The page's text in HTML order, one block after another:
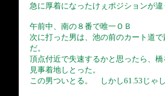
急に厚着になったけぇポジションが
午前中、南の８番で唯一ＯＢ
次に打った男は、池の前のカート道
だ。
頂点付近で失速するかと思ったら、
見事着地しとった。
この男ついとる。 しかし61.53じゃ